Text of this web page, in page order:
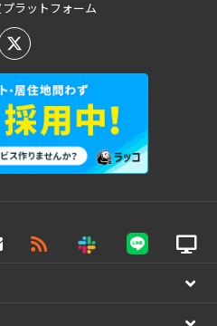
ラットフォーム